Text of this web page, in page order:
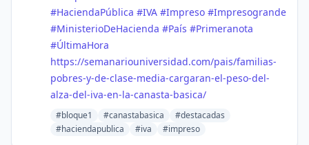
#HaciendaPública #IVA #Impreso #Impresogrande
#MinisterioDeHacienda #País #Primeranota
#ÚltimaHora
https://semanariouniversidad.com/pais/familias-
pobres-y-de-clase-media-cargaran-el-peso-del-
alza-del-iva-en-la-canasta-basica/
#bloque1 #canastabasica
#destacadas
#haciendapublica
#iva #impreso